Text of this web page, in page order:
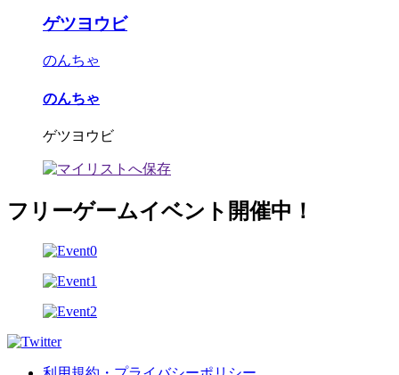
ゲツヨウビ
のんちゃ
のんちゃ
ゲツヨウビ
フリーゲームイベント開催中！